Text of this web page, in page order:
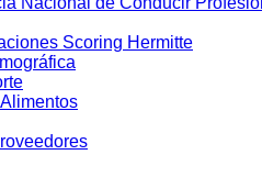
Scoring Hermitte